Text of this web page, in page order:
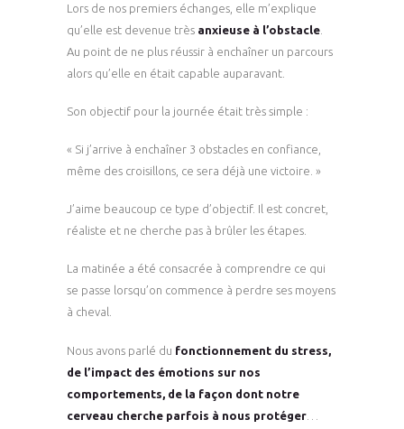
Lors de nos premiers échanges, elle m’explique
qu’elle est devenue très anxieuse à l’obstacle
Au point de ne plus réussir à enchaîner un parcours
alors qu’elle en était capable auparavant.
Son objectif pour la journée était très simple :
« Si j’arrive à enchaîner 3 obstacles en confiance,
même des croisillons, ce sera déjà une victoire. »
J’aime beaucoup ce type d’objectif. Il est concret,
réaliste et ne cherche pas à brûler les étapes.
La matinée a été consacrée à comprendre ce qui
se passe lorsqu’on commence à perdre ses moyens
à cheval.
Nous avons parlé du fonctionnement du stress,
de l’impact des émotions sur nos
comportements, de la façon dont notre
cerveau cherche parfois à nous protéger